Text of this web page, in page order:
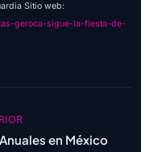
Sitio web:
geroca-sigue-la-fiesta-de-
en México